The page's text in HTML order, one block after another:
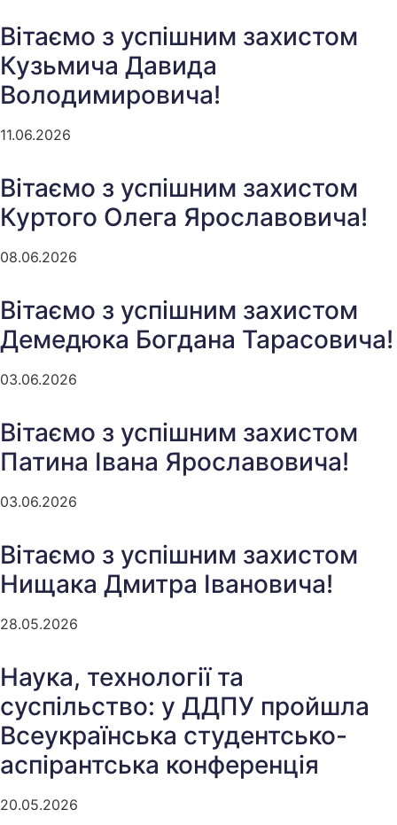
Вітаємо з успішним захистом
Кузьмича Давида
Володимировича!
11.06.2026
Вітаємо з успішним захистом
Куртого Олега Ярославовича!
08.06.2026
Вітаємо з успішним захистом
Демедюка Богдана Тарасовича!
03.06.2026
Вітаємо з успішним захистом
Патина Івана Ярославовича!
03.06.2026
Вітаємо з успішним захистом
Нищака Дмитра Івановича!
28.05.2026
Наука, технології та
суспільство: у ДДПУ пройшла
Всеукраїнська студентсько-
аспірантська конференція
20.05.2026